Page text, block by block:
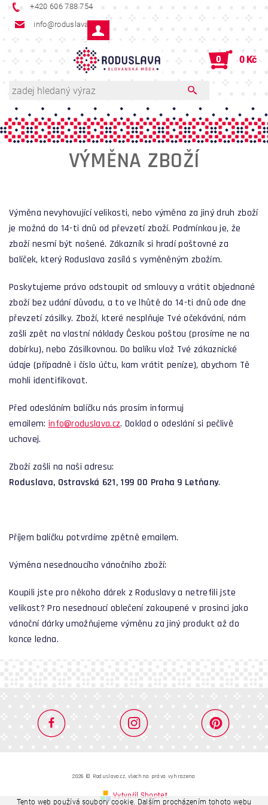
+420 606 788 754
info@roduslava.cz
0 0 Kč
VÝMĚNA ZBOŽÍ
Výměna nevyhovující velikosti, nebo výměna za jiný druh zboží
je možná do 14-ti dnů od převzetí zboží. Podmínkou je, že
zboží nesmí být nošené. Zákazník si hradí poštovné za
balíček, který Roduslava zasílá s vyměněným zbožím.
Poskytujeme právo odstoupit od smlouvy a vrátit objednané
zboží bez udání důvodu, a to ve lhůtě do 14-ti dnů ode dne
převzetí zásilky. Zboží, které nesplňuje Tvé očekávání, nám
zašli zpět na vlastní náklady Českou poštou (prosíme ne na
dobírku), nebo Zásilkovnou. Do balíku vlož Tvé zákaznické
údaje (případně i číslo účtu, kam vrátit peníze), abychom Tě
mohli identifikovat.
Před odesláním balíčku nás prosím informuj
emailem: info@roduslava.cz. Doklad o odeslání si pečlivě
uchovej.
Zboží zašli na naši adresu:
Roduslava, Ostravská 621, 199 00 Praha 9 Letňany.
Příjem balíčku potvrdíme zpětně emailem.
Výměna nesednoucího vánočního zboží:
Koupili jste pro někoho dárek z Roduslavy a netrefili jste
velikost? Pro nesednoucí oblečení zakoupené v prosinci jako
vánoční dárky umožňujeme výměnu za jiný produkt až do
konce ledna.
2026 © Roduslava.cz, všechna práva vyhrazena
Vytvořil Shoptet
Tento web používá soubory cookie. Dalším procházením tohoto webu